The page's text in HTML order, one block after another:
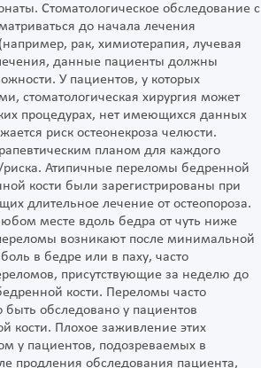
Стоматологическое обследование с
до начала лечения
рак, химиотерапия, лучевая
данные пациенты должны
У пациентов, у которых
стоматологическая хирургия может
процедурах, нет имеющихся данных
риск остеонекроза челюсти.
планом для каждого
Атипичные переломы бедренной
кости были зарегистрированы при
длительное лечение от остеопороза.
месте вдоль бедра от чуть ниже
возникают после минимальной
в бедре или в паху, часто
присутствующие за неделю до
кости. Переломы часто
обследовано у пациентов
кости. Плохое заживление этих
у пациентов, подозреваемых в
продления обследования пациента,